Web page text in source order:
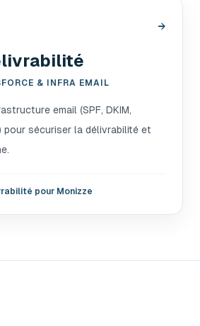
→
& INFRA EMAIL
email (SPF, DKIM,
pour sécuriser la délivrabilité et
pour Monizze